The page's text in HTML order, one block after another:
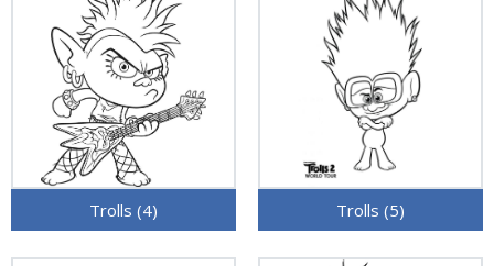
Trolls (4) Trolls (5)